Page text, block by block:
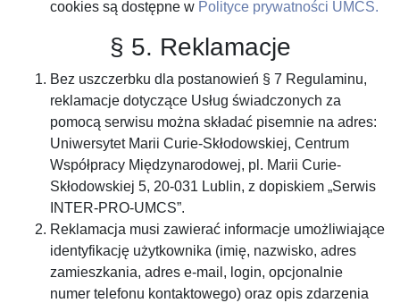
cookies są dostępne w Polityce prywatności UMCS.
§ 5. Reklamacje
Bez uszczerbku dla postanowień § 7 Regulaminu,
reklamacje dotyczące Usług świadczonych za
pomocą serwisu można składać pisemnie na adres:
Uniwersytet Marii Curie-Skłodowskiej, Centrum
Współpracy Międzynarodowej, pl. Marii Curie-
Skłodowskiej 5, 20-031 Lublin, z dopiskiem „Serwis
INTER-PRO-UMCS”.
Reklamacja musi zawierać informacje umożliwiające
identyfikację użytkownika (imię, nazwisko, adres
zamieszkania, adres e-mail, login, opcjonalnie
numer telefonu kontaktowego) oraz opis zdarzenia